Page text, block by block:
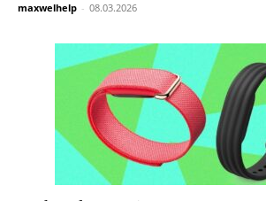
maxwelhelp - 08.03.2026